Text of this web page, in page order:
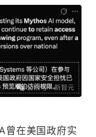
曾在美国政府实